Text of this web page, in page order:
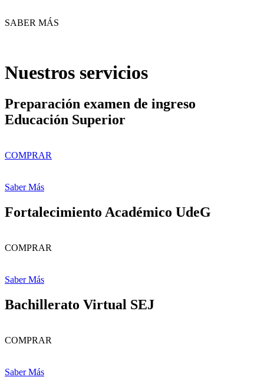
SABER MÁS
Nuestros servicios
Preparación examen de ingreso
Educación Superior
COMPRAR
Saber Más
Fortalecimiento Académico UdeG
COMPRAR
Saber Más
Bachillerato Virtual SEJ
COMPRAR
Saber Más